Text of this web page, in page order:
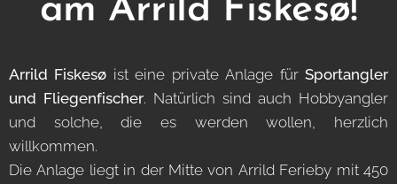
am Arrild Fiskesø!
Arrild Fiskesø ist eine private Anlage fürSportangler
und Fliegenfischer. Natürlich sind auch Hobbyangler
und solche, die es werden wollen, herzlich
willkommen.
Die Anlage liegt in der Mitte von Arrild Ferieby mit 450